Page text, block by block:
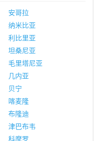
安哥拉
纳米比亚
利比里亚
坦桑尼亚
毛里塔尼亚
几内亚
贝宁
喀麦隆
布隆迪
津巴布韦
科摩罗